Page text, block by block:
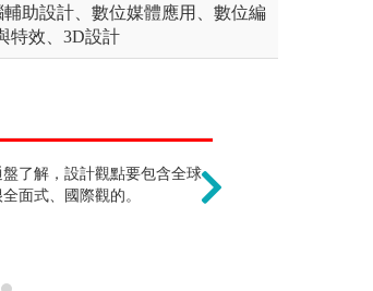
助設計、數位媒體應用、數位編
特效、3D設計
尺度的社區公園到中
畫。植栽的設計與
需要二手資料分析、環
眼界與知識才是最好的
了解，設計觀點要包含全球
面式、國際觀的。